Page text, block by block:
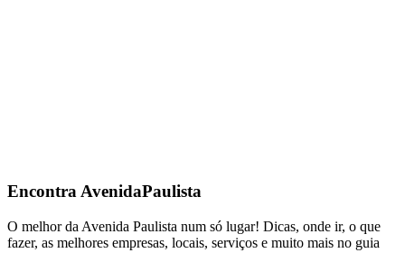
EncontraAvenidaPaulista
O melhor da Avenida Paulista num só lugar! Dicas, onde ir, o que
fazer, as melhores empresas, locais, serviços e muito mais no guia